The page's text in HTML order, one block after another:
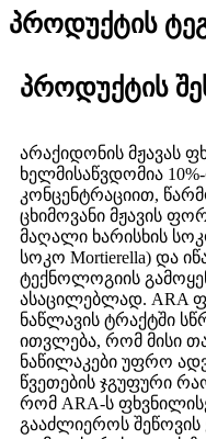
პროდუქტის
პროდუქტის
არაქიდონის მჟავას
ხელმისაწვდომია 10%-
კონცენტრაციით,
ცხიმოვანი მჟავის
მაღალი ხარისხის
სოკო Mortierella) და
ტექნოლოგიის
ასაცილებლად. ARA
ნაწლავის ტრაქტში
ითვლება, რომ მისი
ნაწილაკები უფრო
წვეთების ჯგუფური
რომ ARA-ს
გააძლიეროს